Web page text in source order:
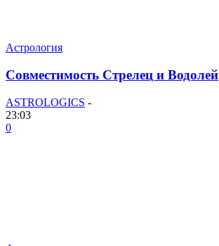
Астрология
Совместимость Стрелец и Водолей
ASTROLOGICS -
23:03
0